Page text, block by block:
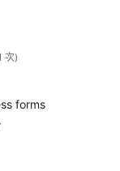
次評
分)
forms